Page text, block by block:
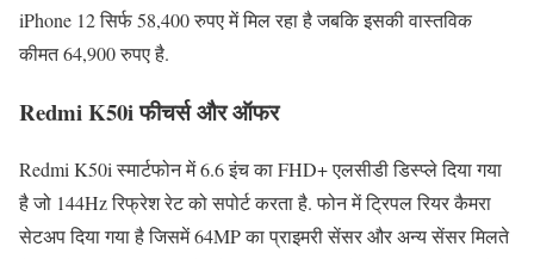
iPhone 12 सिर्फ 58,400 रुपए में मिल रहा है जबकि इसकी वास्तविक
कीमत 64,900 रुपए है.
Redmi K50i फीचर्स और ऑफर
Redmi K50i स्मार्टफोन में 6.6 इंच का FHD+ एलसीडी डिस्प्ले दिया गया
है जो 144Hz रिफ्रेश रेट को सपोर्ट करता है. फोन में ट्रिपल रियर कैमरा
सेटअप दिया गया है जिसमें 64MP का प्राइमरी सेंसर और अन्य सेंसर मिलते